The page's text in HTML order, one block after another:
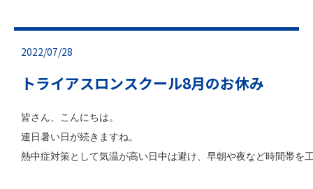
2022/07/28
トライアスロンスクール8月のお休み
皆さん、こんにちは。
連日暑い日が続きますね。
熱中症対策として気温が高い日中は避け、早朝や夜など時間帯を